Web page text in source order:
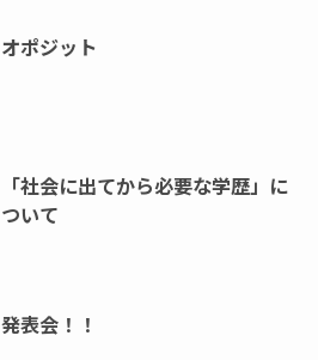
オポジット
「社会に出てから必要な学歴」に
ついて
発表会！！